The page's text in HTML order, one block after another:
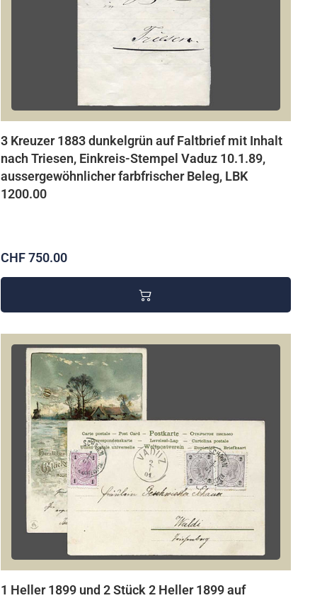
3 Kreuzer 1883 dunkelgrün auf Faltbrief mit Inhalt
nach Triesen, Einkreis-Stempel Vaduz 10.1.89,
aussergewöhnlicher farbfrischer Beleg, LBK
1200.00
CHF 750.00
1 Heller 1899 und 2 Stück 2 Heller 1899 auf